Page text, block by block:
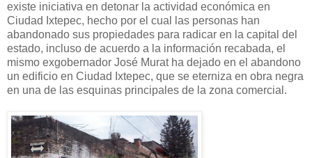
existe iniciativa en detonar la actividad económica en
Ciudad Ixtepec, hecho por el cual las personas han
abandonado sus propiedades para radicar en la capital del
estado, incluso de acuerdo a la información recabada, el
mismo exgobernador José Murat ha dejado en el abandono
un edificio en Ciudad Ixtepec, que se eterniza en obra negra
en una de las esquinas principales de la zona comercial.